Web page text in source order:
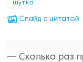
шутка
Cлайд с цитатой
— Сколько раз